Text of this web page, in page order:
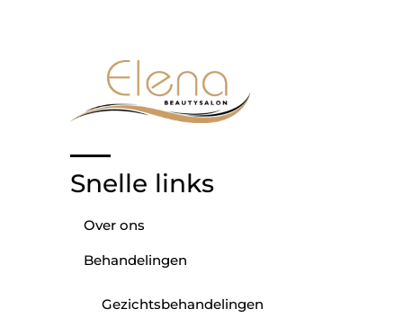
Snelle links
Over ons
Behandelingen
Gezichtsbehandelingen